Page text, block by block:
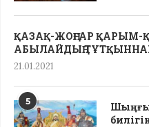
ҚАЗАҚ-ЖОҢҒАР
АБЫЛАЙДЫҢ
21.01.2021
5